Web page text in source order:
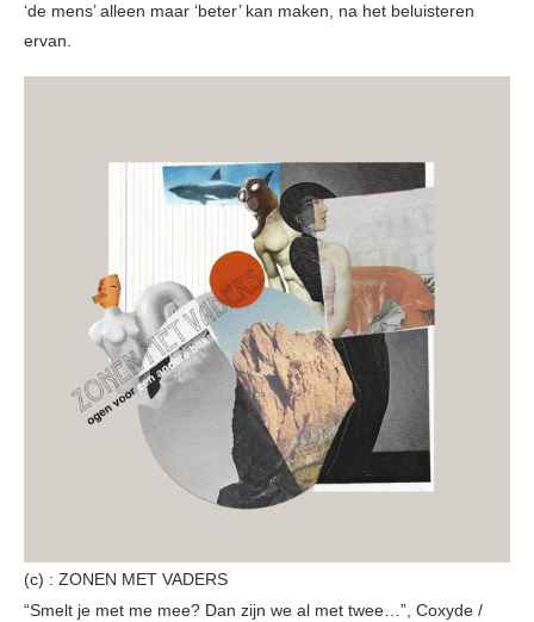
‘de mens’ alleen maar ‘beter’ kan maken, na het beluisteren
ervan.
(c) : ZONEN MET VADERS
“Smelt je met me mee? Dan zijn we al met twee…”, Coxyde /